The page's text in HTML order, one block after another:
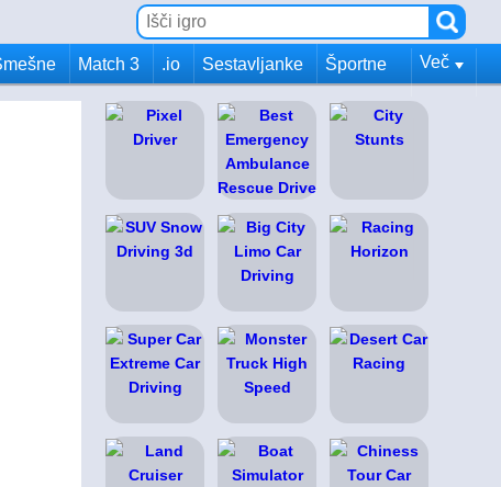
Match 3 .io Sestavljanke Športne Več